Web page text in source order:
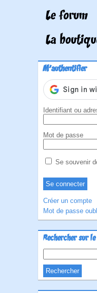
Le forum
La
M'authentifier
Identifiant ou
Mot de passe
Se souvenir
Créer un compte
Mot de passe
Rechercher sur